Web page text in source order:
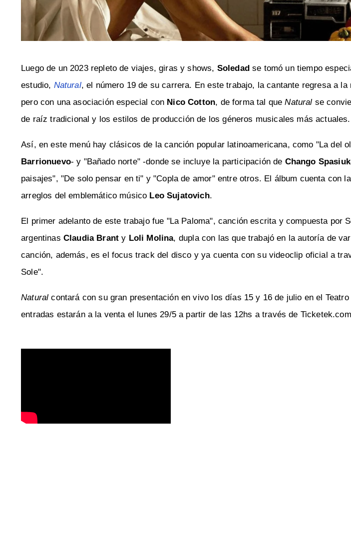
Luego de un 2023 repleto de viajes, giras y shows, Soledadse tomó un tiempo
estudio, Natural, el número 19 de su carrera. En este trabajo, la cantante regresa a
pero con una asociación especial con Nico Cotton, de forma tal queNatural se
de raíz tradicional y los estilos de producción de los géneros musicales más actuales.
Así, en este menú hay clásicos de la canción popular latinoamericana, como "La del
Barrionuevo- y "Bañado norte" -donde se incluye la participación de Chango Spasiuk
paisajes", "De solo pensar en ti" y "Copla de amor" entre otros. El álbum cuenta con
arreglos del emblemático músico Leo Sujatovich.
El primer adelanto de este trabajo fue "La Paloma", canción escrita y compuesta por
argentinas Claudia Brant y Loli Molina, dupla con las que trabajó en la autoría de
canción, además, es el focus track del disco y ya cuenta con su videoclip oficial a
Sole".
Natural contará con su gran presentación en vivo los días 15 y 16 de julio en el
entradas estarán a la venta el lunes 29/5 a partir de las 12hs a través de